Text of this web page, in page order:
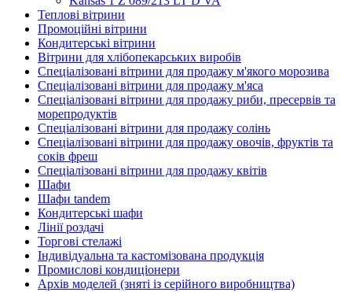
Теплові вітрини
Промоційні вітрини
Кондитерські вітрини
Вітрини для хлібопекарських виробів
Спеціалізовані вітрини для продажу м'якого морозива
Спеціалізовані вітрини для продажу м'яса
Спеціалізовані вітрини для продажу риби, пресервів та
морепродуктів
Спеціалізовані вітрини для продажу солінь
Спеціалізовані вітрини для продажу овочів, фруктів та
соків фреш
Спеціалізовані вітрини для продажу квітів
Шафи
Шафи tandem
Кондитерські шафи
Лінії роздачі
Торгові стелажі
Індивідуальна та кастомізована продукція
Промислові кондиціонери
Архів моделей (зняті із серійного виробництва)